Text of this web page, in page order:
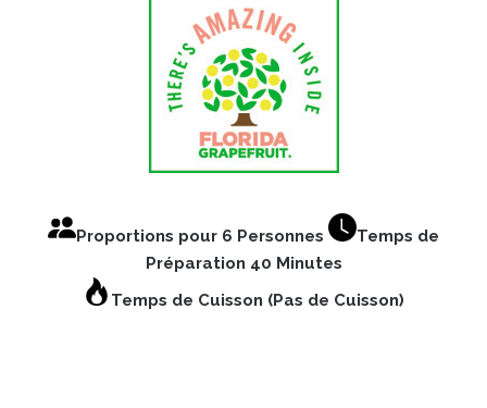
Proportions pour 6 Personnes
Temps de
Préparation 40 Minutes
Temps de Cuisson (Pas de Cuisson)